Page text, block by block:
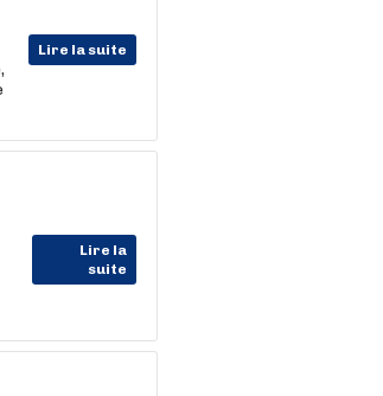
Lire la suite
Lire la
suite